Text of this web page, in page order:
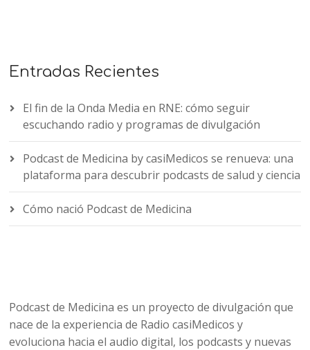
Entradas Recientes
El fin de la Onda Media en RNE: cómo seguir
escuchando radio y programas de divulgación
Podcast de Medicina by casiMedicos se renueva: una
plataforma para descubrir podcasts de salud y ciencia
Cómo nació Podcast de Medicina
Podcast de Medicina es un proyecto de divulgación que
nace de la experiencia de Radio casiMedicos y
evoluciona hacia el audio digital, los podcasts y nuevas